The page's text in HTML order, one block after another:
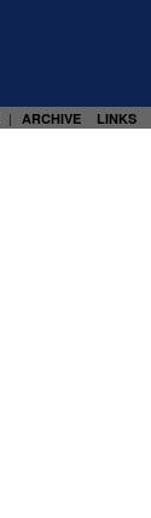
| ARCHIVE LINKS